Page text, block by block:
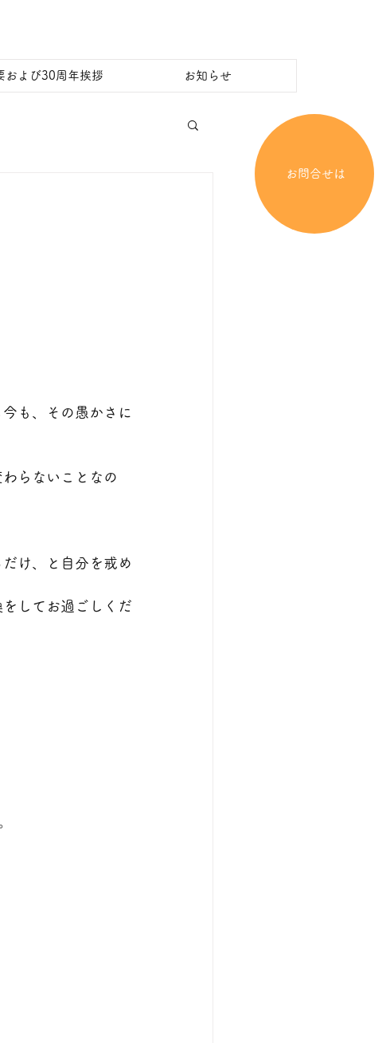
お問合せは
および30周年挨拶 お知らせ
も、その愚かさに
らないことなの
け、と自分を戒め
してお過ごしくだ